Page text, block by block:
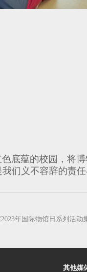
底蕴的校园，将
们义不容辞的责任
年国际物馆日系列活动
其他媒